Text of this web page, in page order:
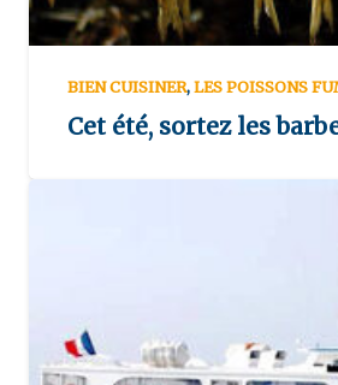
BIEN CUISINER,LES POISSONS
Cet été, sortez les